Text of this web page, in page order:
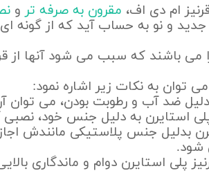
ام دی اف، مقرون به صرفه تر و
جدید و نو به حساب آید که از
می باشند که سبب می شود آنها از
توان به نکات زیر اشاره نمود:
ضد آب و رطوبت بودن، می توان
استایرن به دلیل جنس خود،
بدلیل جنس پلاستیکی مانندش
شود.
پلی استایرن دوام و ماندگاری